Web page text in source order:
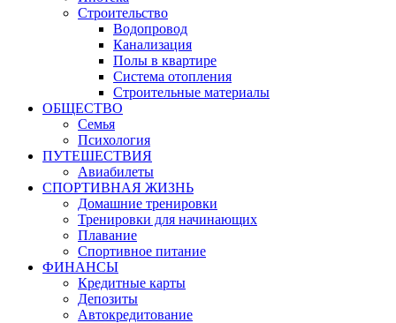
Строительство
Водопровод
Канализация
Полы в квартире
Система отопления
Строительные материалы
ОБЩЕСТВО
Семья
Психология
ПУТЕШЕСТВИЯ
Авиабилеты
СПОРТИВНАЯ ЖИЗНЬ
Домашние тренировки
Тренировки для начинающих
Плавание
Спортивное питание
ФИНАНСЫ
Кредитные карты
Депозиты
Автокредитование